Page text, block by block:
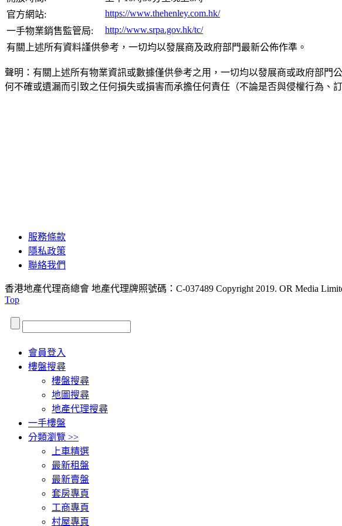
官方網站:
https://www.thehenley.com.hk/
一手物業銷售監管局:
http://www.srpa.gov.hk/tc/
有關上述所有資料謹供參考，一切均以發展商及政府部門最新公佈作準。
聲明：有關上述所有物業資訊或數據僅供參考之用，一切均以發展商或政府部
何不確或遺漏而引致之任何損失或損害而承擔任何責任（不論是否與侵權行為、
服務條款
隱私政策
聯絡我們
香港地產代理商總會 地產代理牌照號碼：C-037489 Copyright 2019. OR Media
Top
會員登入
樓盤搜尋
樓盤搜尋
地圖搜尋
地產代理搜尋
一手樓盤
分類瀏覽 >>
上車精選
最新租盤
最新賣盤
套房專頁
工商專頁
村屋專頁